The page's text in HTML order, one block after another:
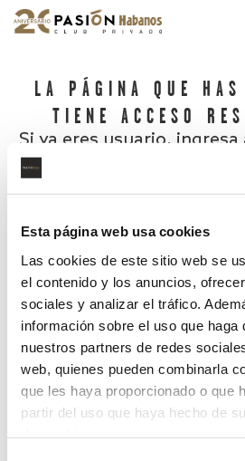
Esta página web usa cookies
Las cookies de este sitio web se
el contenido y los anuncios,
sociales y analizar el tráfico.
información sobre el uso que haga
nuestros partners de redes
web, quienes pueden combinarla
que les haya proporcionado o que
partir del uso que haya hecho de
LA PÁGINA QUE HAS
TIENE ACCESO
Si ya eres usuario,
¿Has olvidado tu contraseña?